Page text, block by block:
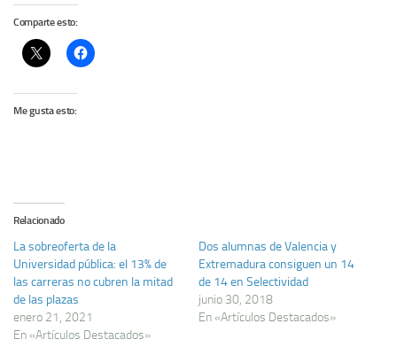
Comparte esto:
Me gusta esto:
Relacionado
La sobreoferta de la
Universidad pública: el 13% de
las carreras no cubren la mitad
de las plazas
enero 21, 2021
En «Artículos Destacados»
Dos alumnas de Valencia y
Extremadura consiguen un 14
de 14 en Selectividad
junio 30, 2018
En «Artículos Destacados»